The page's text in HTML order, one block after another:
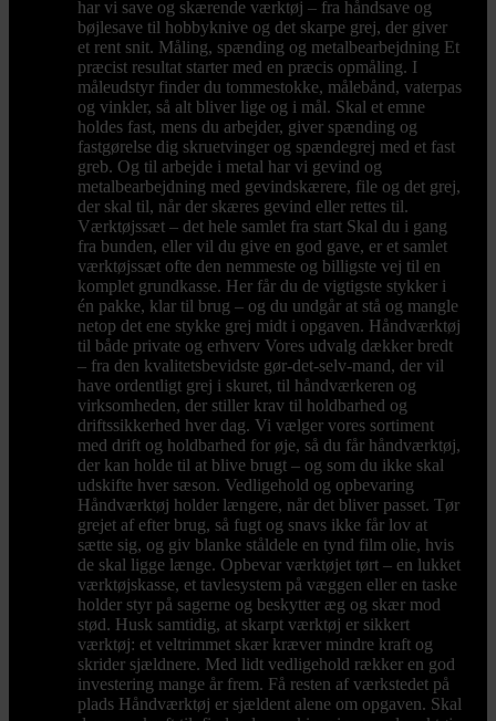
har vi save og skærende værktøj – fra håndsave og
bøjlesave til hobbyknive og det skarpe grej, der giver
et rent snit. Måling, spænding og metalbearbejdning Et
præcist resultat starter med en præcis opmåling. I
måleudstyr finder du tommestokke, målebånd, vaterpas
og vinkler, så alt bliver lige og i mål. Skal et emne
holdes fast, mens du arbejder, giver spænding og
fastgørelse dig skruetvinger og spændegrej med et fast
greb. Og til arbejde i metal har vi gevind og
metalbearbejdning med gevindskærere, file og det grej,
der skal til, når der skæres gevind eller rettes til.
Værktøjssæt – det hele samlet fra start Skal du i gang
fra bunden, eller vil du give en god gave, er et samlet
værktøjssæt ofte den nemmeste og billigste vej til en
komplet grundkasse. Her får du de vigtigste stykker i
én pakke, klar til brug – og du undgår at stå og mangle
netop det ene stykke grej midt i opgaven. Håndværktøj
til både private og erhverv Vores udvalg dækker bredt
– fra den kvalitetsbevidste gør-det-selv-mand, der vil
have ordentligt grej i skuret, til håndværkeren og
virksomheden, der stiller krav til holdbarhed og
driftssikkerhed hver dag. Vi vælger vores sortiment
med drift og holdbarhed for øje, så du får håndværktøj,
der kan holde til at blive brugt – og som du ikke skal
udskifte hver sæson. Vedligehold og opbevaring
Håndværktøj holder længere, når det bliver passet. Tør
grejet af efter brug, så fugt og snavs ikke får lov at
sætte sig, og giv blanke ståldele en tynd film olie, hvis
de skal ligge længe. Opbevar værktøjet tørt – en lukket
værktøjskasse, et tavlesystem på væggen eller en taske
holder styr på sagerne og beskytter æg og skær mod
stød. Husk samtidig, at skarpt værktøj er sikkert
værktøj: et veltrimmet skær kræver mindre kraft og
skrider sjældnere. Med lidt vedligehold rækker en god
investering mange år frem. Få resten af værkstedet på
plads Håndværktøj er sjældent alene om opgaven. Skal